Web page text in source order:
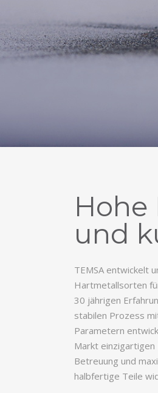
und
TEMSA entwickelt
Hartmetallsorten
30 jährigen
stabilen Prozess
Parametern
Markt
Betreuung und
halbfertige Teile